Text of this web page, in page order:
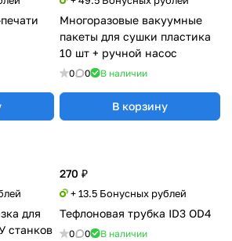
Многоразовые вакуумные
пакеты для сушки пластика
10 шт + ручной насос
0 0 В наличии
В корзину
для
станков
270 ₽
+ 13.5 Бонусных рублей
Тефлоновая трубка ID3 OD4
0 0 В наличии